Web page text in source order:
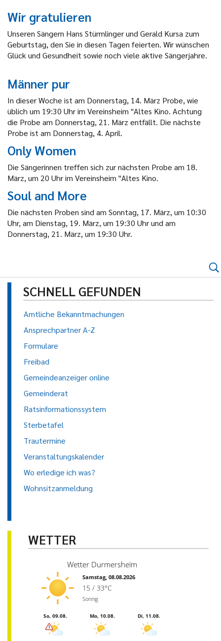
Wir gratulieren
Unseren Sängern Hans Stürmlinger und Gerald Kursa zum
Geburtstag, den Sie in diesen Tagen feierten. Wir wünschen
Glück und Gesundheit sowie noch viele aktive Sängerjahre.
Männer pur
In dieser Woche ist am Donnerstag, 14. März Probe, wie
üblich um 19:30 Uhr im Vereinsheim "Altes Kino. Achtung
die Probe am Donnerstag, 21. März entfällt. Die nächste
Probe ist am Donnerstag, 4. April.
Only Women
Die Sängerinnen treffen sich zur nächsten Probe am 18.
März, um 20 Uhr im Vereinsheim "Altes Kino.
Soul and More
Die nächsten Proben sind am Sonntag, 17. März, um 10:30
Uhr, am Dienstag, 19. März, um 19:30 Uhr und am
Donnerstag, 21. März, um 19:30 Uhr.
SCHNELL GEFUNDEN
Amtliche Bekanntmachungen
Ansprechpartner A-Z
Formulare
Freibad
Gemeindeanzeiger online
Gemeinderat
Ratsinformationssystem
Sterbetafel
Trautermine
Veranstaltungskalender
Wo erledige ich was?
Wohnsitzanmeldung
WETTER
Wetter Durmersheim
Samstag, 08.08.2026
15 / 33°C
Sonnig
So, 09.08. Mo, 10.08. Di, 11.08.